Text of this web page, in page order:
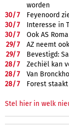
worden
30/7
Feyenoord
30/7
Interesse in
30/7
Ook AS
29/7
AZ neemt
29/7
Bevestigd:
28/7
Zechiël kan
28/7
Van
28/7 Forest
Stel hier in welk